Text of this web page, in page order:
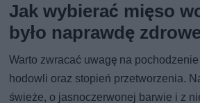
Jak wybierać mięso
było naprawdę
Warto zwracać uwagę na
hodowli oraz stopień przetworzenia.
świeże, o jasnoczerwonej barwie i z